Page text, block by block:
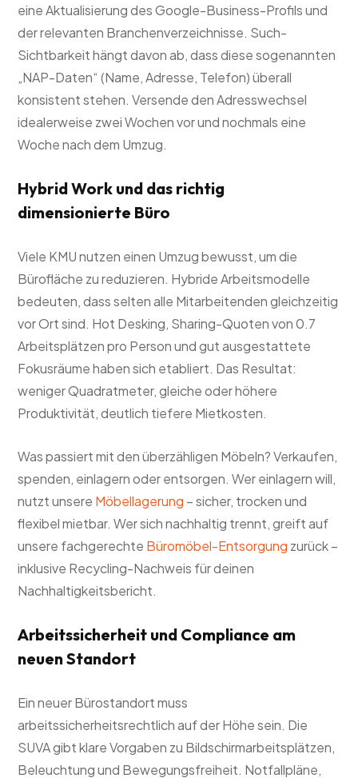
eine Aktualisierung des Google-Business-Profils und
der relevanten Branchenverzeichnisse. Such-
Sichtbarkeit hängt davon ab, dass diese sogenannten
„NAP-Daten“ (Name, Adresse, Telefon) überall
konsistent stehen. Versende den Adresswechsel
idealerweise zwei Wochen vor und nochmals eine
Woche nach dem Umzug.
Hybrid Work und das richtig
dimensionierte Büro
Viele KMU nutzen einen Umzug bewusst, um die
Bürofläche zu reduzieren. Hybride Arbeitsmodelle
bedeuten, dass selten alle Mitarbeitenden gleichzeitig
vor Ort sind. Hot Desking, Sharing-Quoten von 0.7
Arbeitsplätzen pro Person und gut ausgestattete
Fokusräume haben sich etabliert. Das Resultat:
weniger Quadratmeter, gleiche oder höhere
Produktivität, deutlich tiefere Mietkosten.
Was passiert mit den überzähligen Möbeln? Verkaufen,
spenden, einlagern oder entsorgen. Wer einlagern will,
nutzt unsere Möbellagerung – sicher, trocken und
flexibel mietbar. Wer sich nachhaltig trennt, greift auf
unsere fachgerechte Büromöbel-Entsorgung zurück –
inklusive Recycling-Nachweis für deinen
Nachhaltigkeitsbericht.
Arbeitssicherheit und Compliance am
neuen Standort
Ein neuer Bürostandort muss
arbeitssicherheitsrechtlich auf der Höhe sein. Die
SUVA gibt klare Vorgaben zu Bildschirmarbeitsplätzen,
Beleuchtung und Bewegungsfreiheit. Notfallpläne,